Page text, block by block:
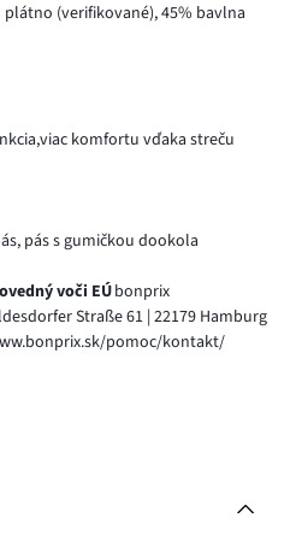
(verifikované), 45% bavlna
komfortu vďaka streču
pás s gumičkou dookola
voči EÚbonprix
Straße 61 | 22179 Hamburg
pomoc/kontakt/